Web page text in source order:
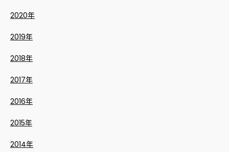
2020年
2019年
2018年
2017年
2016年
2015年
2014年